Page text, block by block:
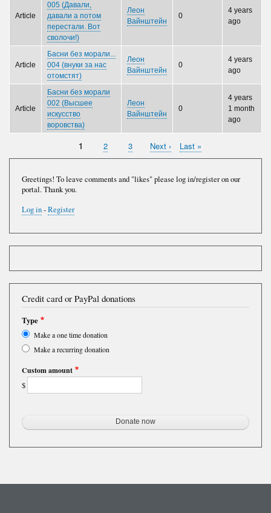
Article
005 (Давали,
давали а потом
перестали. Вот
сволочи!)
Леон
Вайнштейн
0
4 years
ago
Article
Басни без морали...
004 (внуки за нас
отомстят)
Леон
Вайнштейн
0
4 years
ago
Article
Басни без морали
002 (Высшее
искусство
воровства)
Леон
Вайнштейн
0
4 years
1 month
ago
Pagination
Current
page
1 Page
2 Page
3
Next
page
Next ›
Last
page
Last »
Greetings! To leave comments and "likes" please log in/register on our
portal. Thank you.
Log in-Register
Credit card or PayPal donations
Type
Make a one time donation
Make a recurring donation
Custom amount
$